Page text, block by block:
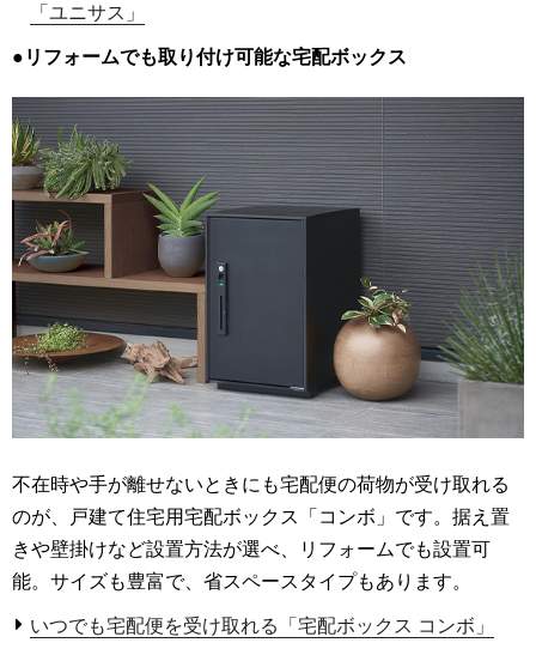
「ユニサス」
●リフォームでも取り付け可能な宅配ボックス
不在時や手が離せないときにも宅配便の荷物が受け取れる
のが、戸建て住宅用宅配ボックス「コンボ」です。据え置
きや壁掛けなど設置方法が選べ、リフォームでも設置可
能。サイズも豊富で、省スペースタイプもあります。
いつでも宅配便を受け取れる「宅配ボックス コンボ」